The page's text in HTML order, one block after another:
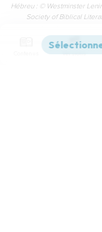
Hébreu : © Westminster
Society of Biblical
Versions